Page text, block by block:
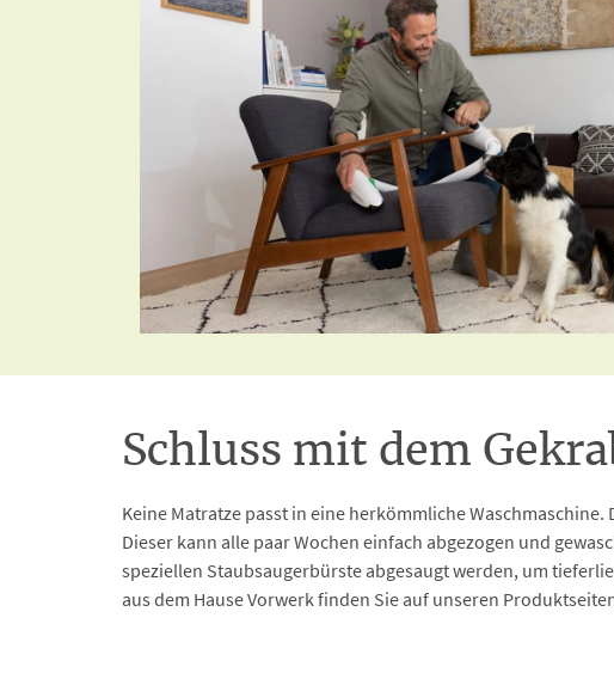
Schluss mit dem
Keine Matratze passt in eine herkömmliche
Dieser kann alle paar Wochen einfach abgezogen und
speziellen Staubsaugerbürste abgesaugt werden, um
aus dem Hause Vorwerk finden Sie auf unseren